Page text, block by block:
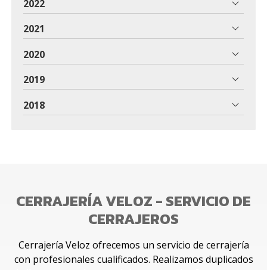
2022
2021
2020
2019
2018
CERRAJERÍA VELOZ - SERVICIO DE
CERRAJEROS
Cerrajería Veloz ofrecemos un servicio de cerrajería
con profesionales cualificados. Realizamos duplicados